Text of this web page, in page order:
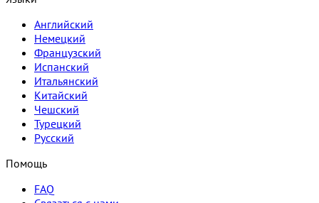
Английский
Немецкий
Французский
Испанский
Итальянский
Китайский
Чешский
Турецкий
Русский
Помощь
FAQ